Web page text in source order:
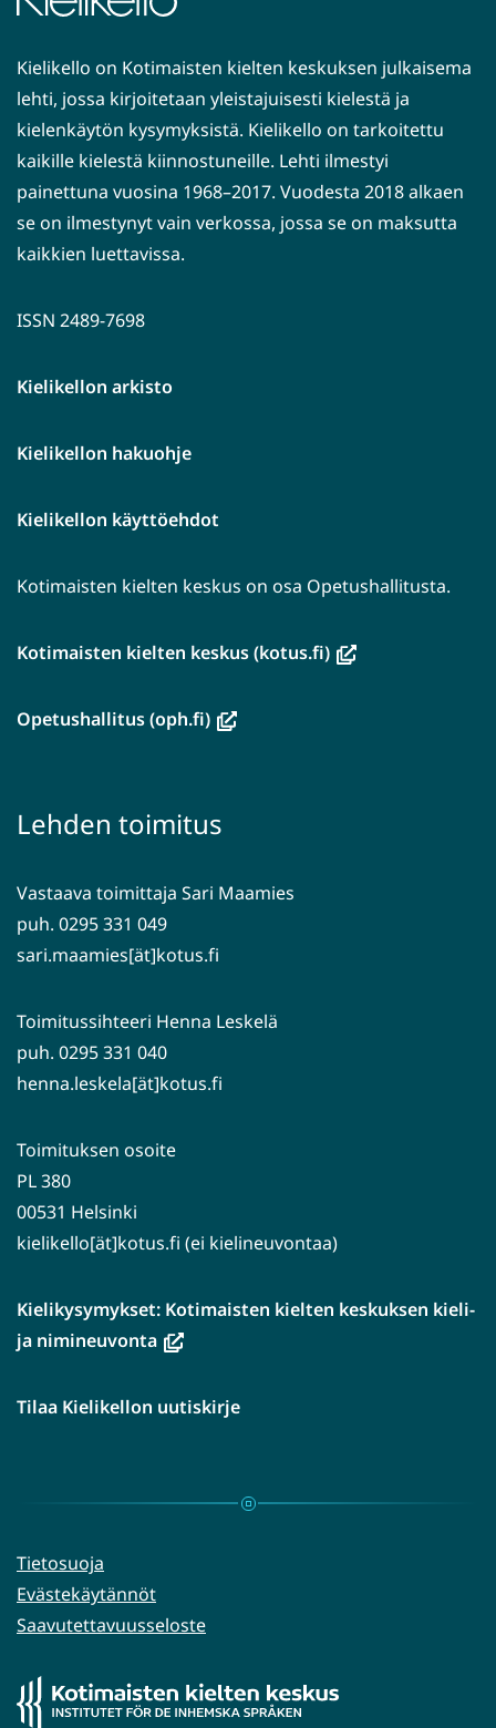
Kielikello on Kotimaisten kielten keskuksen julkaisema
lehti, jossa kirjoitetaan yleistajuisesti kielestä ja
kielenkäytön kysymyksistä. Kielikello on tarkoitettu
kaikille kielestä kiinnostuneille. Lehti ilmestyi
painettuna vuosina 1968–2017. Vuodesta 2018 alkaen
se on ilmestynyt vain verkossa, jossa se on maksutta
kaikkien luettavissa.
ISSN 2489-7698
Kielikellon arkisto
Kielikellon hakuohje
Kielikellon käyttöehdot
Kotimaisten kielten keskus on osa Opetushallitusta.
Kotimaisten kielten keskus (kotus.fi)(avautuu
Opetushallitus (oph.fi)(avautuu
toiseen
Lehden toimitus
Vastaava toimittaja Sari Maamies
puh. 0295 331 049
sari.maamies[ät]kotus.fi
Toimitussihteeri Henna Leskelä
puh. 0295 331 040
henna.leskela[ät]kotus.fi
Toimituksen osoite
PL 380
00531 Helsinki
kielikello[ät]kotus.fi (ei kielineuvontaa)
Kielikysymykset: Kotimaisten kielten keskuksen kieli-
ja nimineuvonta(avautuu
ikkunaan,
palveluun)
Tilaa Kielikellon uutiskirje
Tietosuoja
Evästekäytännöt
Saavutettavuusseloste